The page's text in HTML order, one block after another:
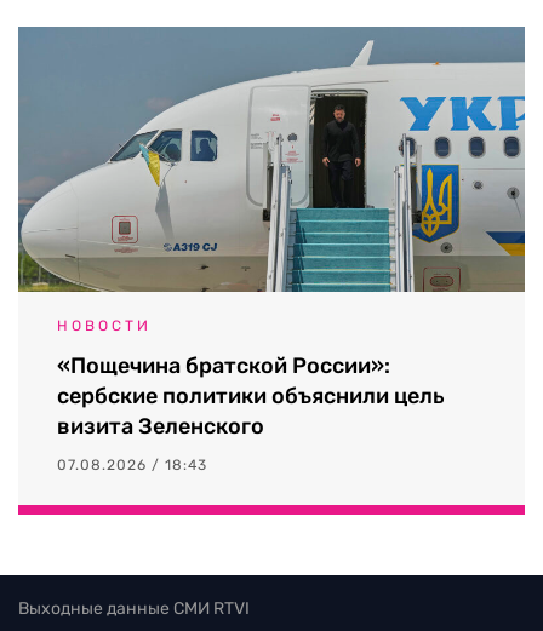
НОВОСТИ
«Пощечина братской России»:
сербские политики объяснили цель
визита Зеленского
07.08.2026 / 18:43
Выходные данные СМИ RTVI